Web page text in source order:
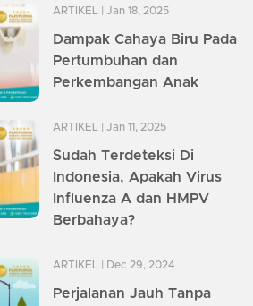
ARTIKEL | Jan 18, 2025
Dampak Cahaya Biru Pada
Pertumbuhan dan
Perkembangan Anak
ARTIKEL | Jan 11, 2025
Sudah Terdeteksi Di
Indonesia, Apakah Virus
Influenza A dan HMPV
Berbahaya?
ARTIKEL | Dec 29, 2024
Perjalanan Jauh Tanpa